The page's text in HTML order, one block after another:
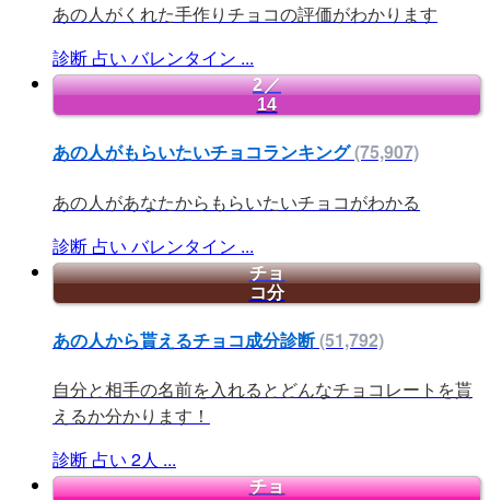
あの人がくれた手作りチョコの評価がわかります
診断 占い バレンタイン ...
2／
14
あの人がもらいたいチョコランキング(75,907)
あの人があなたからもらいたいチョコがわかる
診断 占い バレンタイン ...
チョ
コ分
あの人から貰えるチョコ成分診断(51,792)
自分と相手の名前を入れるとどんなチョコレートを貰
えるか分かります！
診断 占い 2人 ...
チョ